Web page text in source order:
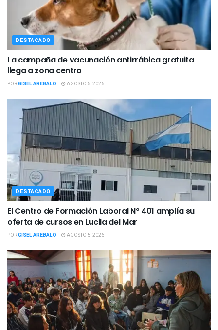
DESTACADO
La campaña de vacunación antirrábica gratuita
llega a zona centro
PORGISEL AREBALO AGOSTO 5, 2026
DESTACADO
El Centro de Formación Laboral Nº 401 amplía su
oferta de cursos en Lucila del Mar
PORGISEL AREBALO AGOSTO 5, 2026